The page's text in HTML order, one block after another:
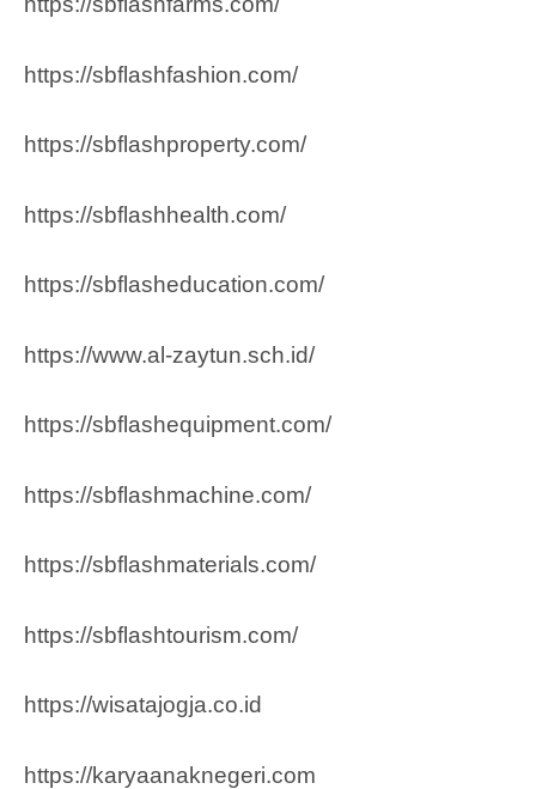
https://sbflashfashion.com/
https://sbflashproperty.com/
https://sbflashhealth.com/
https://sbflasheducation.com/
https://www.al-zaytun.sch.id/
https://sbflashequipment.com/
https://sbflashmachine.com/
https://sbflashmaterials.com/
https://sbflashtourism.com/
https://wisatajogja.co.id
https://karyaanaknegeri.com